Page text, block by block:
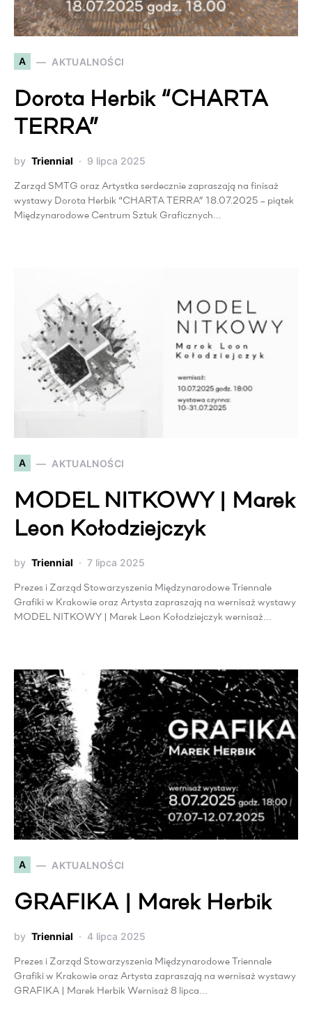
A AKTUALNOŚCI
Dorota Herbik “CHARTA
TERRA”
by Triennial 9 lipca 2025
Zarząd SMTG oraz Artystka serdecznie zapraszają na finisaż
wystawy Dorota Herbik “CHARTA TERRA” 18.07.2025 – piątek
Międzynarodowe Centrum Sztuk Graficznych…
A AKTUALNOŚCI
MODEL NITKOWY | Marek
Leon Kołodziejczyk
by Triennial 7 lipca 2025
Prezes i Zarząd Stowarzyszenia Międzynarodowe Triennale
Grafiki w Krakowie oraz Artysta zapraszają na wernisaż wystawy
MODEL NITKOWY | Marek Leon Kołodziejczyk wernisaż…
A AKTUALNOŚCI
GRAFIKA | Marek Herbik
by Triennial 4 lipca 2025
Prezes i Zarząd Stowarzyszenia Międzynarodowe Triennale
Grafiki w Krakowie oraz Artysta zapraszają na wernisaż wystawy
GRAFIKA | Marek Herbik Wernisaż 8 lipca…